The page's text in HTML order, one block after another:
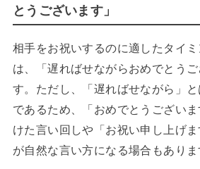
とうございます」
相手をお祝いするのに適したタイ
は、「遅ればせながらおめでとう
す。ただし、「遅ればせながら」
であるため、「おめでとうござい
けた言い回しや「お祝い申し上げ
が自然な言い方になる場合もありま